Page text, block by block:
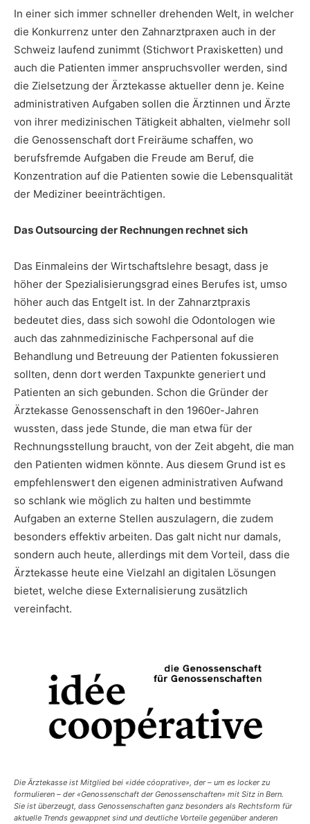
In einer sich immer schneller drehenden Welt, in welcher
die Konkurrenz unter den Zahnarztpraxen auch in der
Schweiz laufend zunimmt (Stichwort Praxisketten) und
auch die Patienten immer anspruchsvoller werden, sind
die Zielsetzung der Ärztekasse aktueller denn je. Keine
administrativen Aufgaben sollen die Ärztinnen und Ärzte
von ihrer medizinischen Tätigkeit abhalten, vielmehr soll
die Genossenschaft dort Freiräume schaffen, wo
berufsfremde Aufgaben die Freude am Beruf, die
Konzentration auf die Patienten sowie die Lebensqualität
der Mediziner beeinträchtigen.
Das Outsourcing der Rechnungen rechnet sich
Das Einmaleins der Wirtschaftslehre besagt, dass je
höher der Spezialisierungsgrad eines Berufes ist, umso
höher auch das Entgelt ist. In der Zahnarztpraxis
bedeutet dies, dass sich sowohl die Odontologen wie
auch das zahnmedizinische Fachpersonal auf die
Behandlung und Betreuung der Patienten fokussieren
sollten, denn dort werden Taxpunkte generiert und
Patienten an sich gebunden. Schon die Gründer der
Ärztekasse Genossenschaft in den 1960er-Jahren
wussten, dass jede Stunde, die man etwa für der
Rechnungsstellung braucht, von der Zeit abgeht, die man
den Patienten widmen könnte. Aus diesem Grund ist es
empfehlenswert den eigenen administrativen Aufwand
so schlank wie möglich zu halten und bestimmte
Aufgaben an externe Stellen auszulagern, die zudem
besonders effektiv arbeiten. Das galt nicht nur damals,
sondern auch heute, allerdings mit dem Vorteil, dass die
Ärztekasse heute eine Vielzahl an digitalen Lösungen
bietet, welche diese Externalisierung zusätzlich
vereinfacht.
Die Ärztekasse ist Mitglied bei «idée cóoprative», der – um es locker zu
formulieren – der «Genossenschaft der Genossenschaften» mit Sitz in Bern.
Sie ist überzeugt, dass Genossenschaften ganz besonders als Rechtsform für
aktuelle Trends gewappnet sind und deutliche Vorteile gegenüber anderen